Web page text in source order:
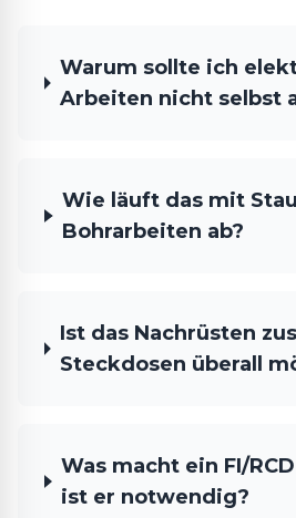
Warum sollte ich
Arbeiten nicht selbst
Wie läuft das mit
Bohrarbeiten ab?
Ist das Nachrüsten
Steckdosen überall
Was macht ein FI/
ist er notwendig?